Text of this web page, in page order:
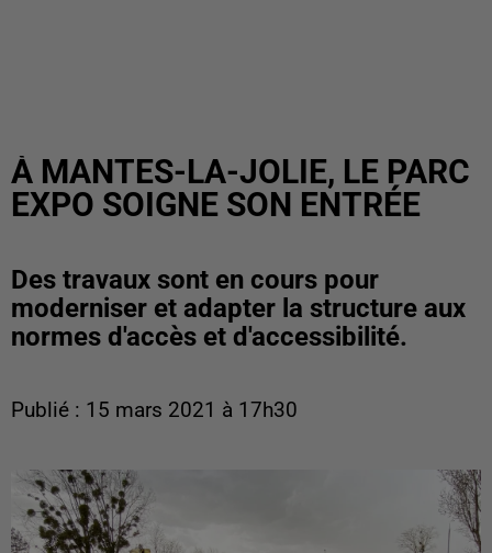
À MANTES-LA-JOLIE, LE PARC
EXPO SOIGNE SON ENTRÉE
Des travaux sont en cours pour
moderniser et adapter la structure aux
normes d'accès et d'accessibilité.
Publié : 15 mars 2021 à 17h30